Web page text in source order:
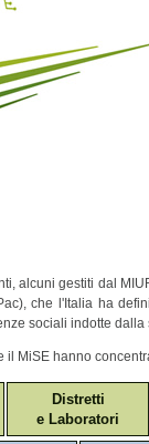
alcuni gestiti dal
, che l'Italia ha
sociali indotte
il MiSE hanno
Distretti
e Laboratori